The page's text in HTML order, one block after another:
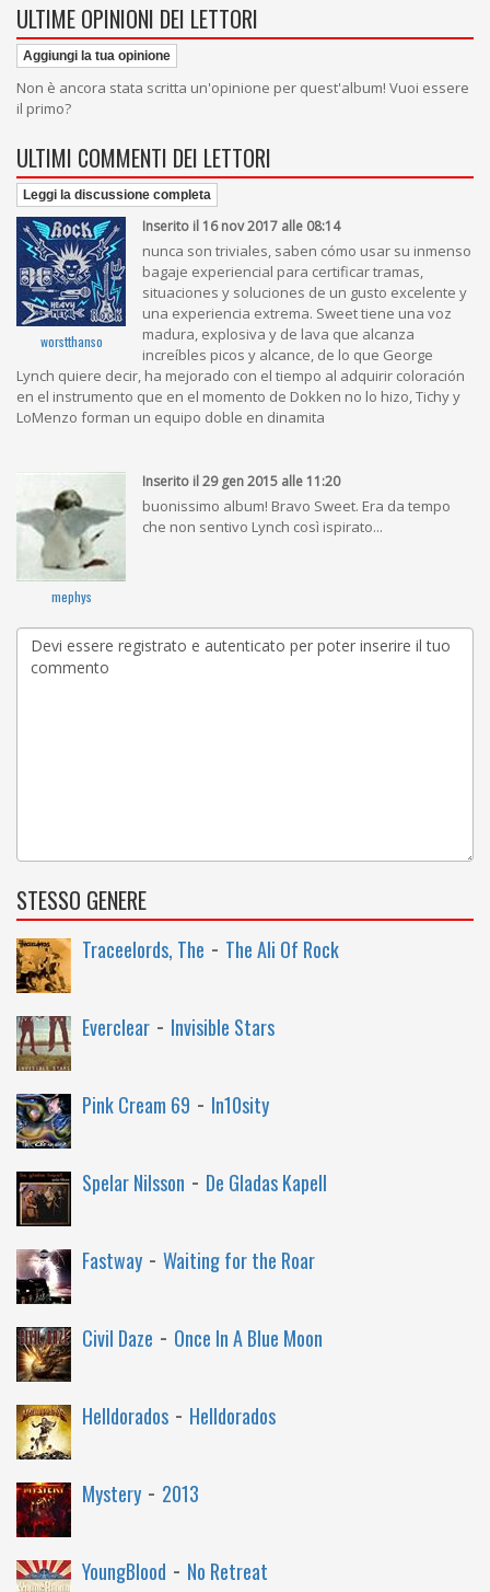
ULTIME OPINIONI DEI LETTORI
Aggiungi la tua opinione
Non è ancora stata scritta un'opinione per quest'album! Vuoi essere
il primo?
ULTIMI COMMENTI DEI LETTORI
Leggi la discussione completa
worstthanso
Inserito il 16 nov 2017 alle 08:14
nunca son triviales, saben cómo usar su inmenso
bagaje experiencial para certificar tramas,
situaciones y soluciones de un gusto excelente y
una experiencia extrema. Sweet tiene una voz
madura, explosiva y de lava que alcanza
increíbles picos y alcance, de lo que George
Lynch quiere decir, ha mejorado con el tiempo al adquirir coloración
en el instrumento que en el momento de Dokken no lo hizo, Tichy y
LoMenzo forman un equipo doble en dinamita
mephys
Inserito il 29 gen 2015 alle 11:20
buonissimo album! Bravo Sweet. Era da tempo
che non sentivo Lynch così ispirato...
STESSO GENERE
Traceelords, The - The Ali Of Rock
Everclear - Invisible Stars
Pink Cream 69 - In10sity
Spelar Nilsson - De Gladas Kapell
Fastway - Waiting for the Roar
Civil Daze - Once In A Blue Moon
Helldorados - Helldorados
Mystery - 2013
YoungBlood - No Retreat